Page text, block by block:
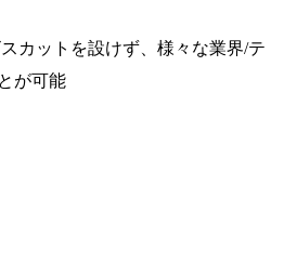
カットを設けず、様々な業界/テ
が可能